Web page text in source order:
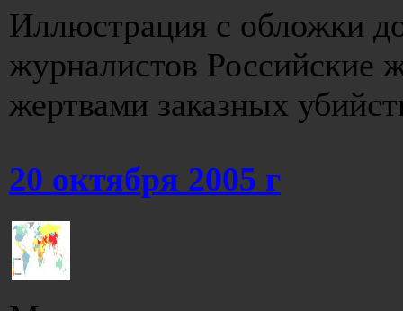
Иллюстрация с обложки
журналистов Российские
жертвами заказных
20 октября 2005 г